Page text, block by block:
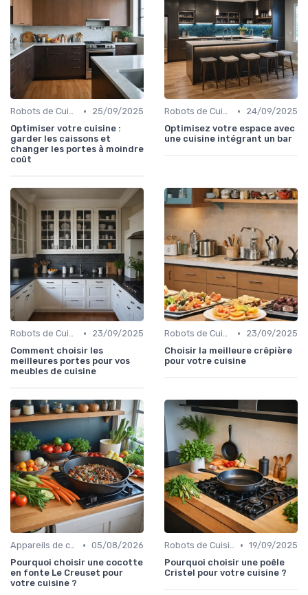
Robots de Cuisine •
25/09/2025
Optimiser votre cuisine :
garder les caissons et
changer les portes à moindre
coût
Robots de Cuisine •
24/09/2025
Optimisez votre espace avec
une cuisine intégrant un bar
Robots de Cuisine •
23/09/2025
Comment choisir les
meilleures portes pour vos
meubles de cuisine
Robots de Cuisine •
23/09/2025
Choisir la meilleure crêpière
pour votre cuisine
Appareils de cuisson de table • 05/08/2026
Pourquoi choisir une cocotte
en fonte Le Creuset pour
votre cuisine ?
Robots de Cuisine • 19/09/2025
Pourquoi choisir une poêle
Cristel pour votre cuisine ?